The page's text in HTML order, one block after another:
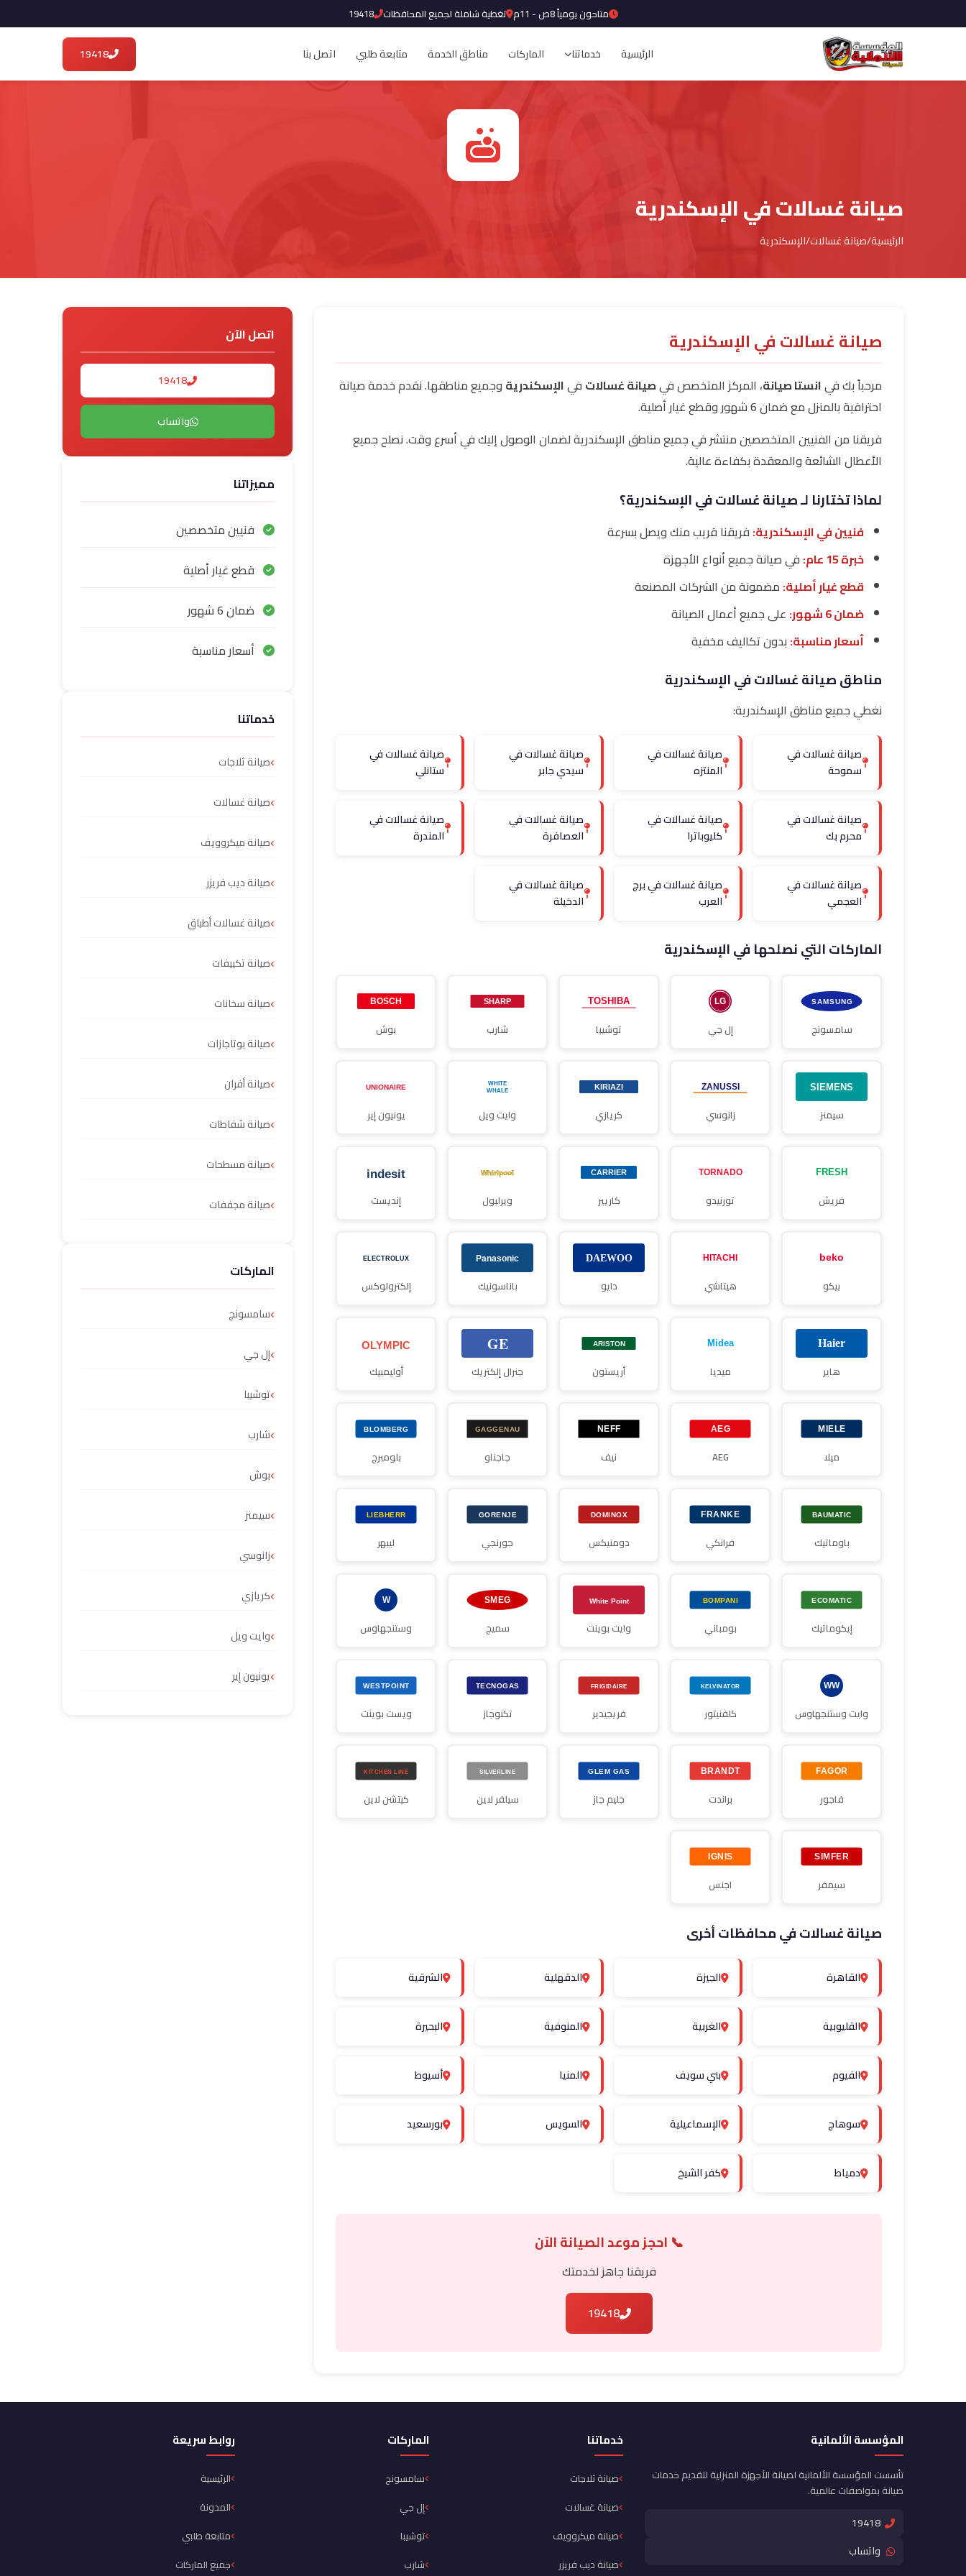
متاحون يومياً 8ص - 11م تغطية شاملة لجميع المحافظات 19418
الرئيسية خدماتنا الماركات مناطق الخدمة متابعة طلبي اتصل بنا 19418
صيانة غسالات في الإسكندرية
الرئيسية/صيانة غسالات/الإسكندرية
صيانة غسالات في الإسكندرية
مرحباً بك فيانستا صيانة، المركز المتخصص فيصيانة غسالات فيالإسكندرية وجميع مناطقها. نقدم خدمة صيانة
احترافية بالمنزل مع ضمان 6 شهور وقطع غيار أصلية.
فريقنا من الفنيين المتخصصين منتشر في جميع مناطق الإسكندرية لضمان الوصول إليك في أسرع وقت. نصلح جميع
الأعطال الشائعة والمعقدة بكفاءة عالية.
لماذا تختارنا لـ صيانة غسالات في الإسكندرية؟
فنيين في الإسكندرية: فريقنا قريب منك ويصل بسرعة
خبرة 15 عام:
في صيانة جميع أنواع الأجهزة
قطع غيار أصلية: مضمونة من الشركات المصنعة
ضمان 6 شهور:
على جميع أعمال الصيانة
أسعار مناسبة: بدون تكاليف مخفية
مناطق صيانة غسالات في الإسكندرية
نغطي جميع مناطق الإسكندرية:
صيانة غسالات في
سموحة
صيانة غسالات في
المنتزه
صيانة غسالات في
سيدي جابر
صيانة غسالات في
ستانلي
صيانة غسالات في
محرم بك
صيانة غسالات في
كليوباترا
صيانة غسالات في
العصافرة
صيانة غسالات في
المندرة
صيانة غسالات في
العجمي
صيانة غسالات في برج
العرب
صيانة غسالات في
الدخيلة
الماركات التي نصلحها في الإسكندرية
سامسونج إل جي توشيبا شارب بوش
سيمنز زانوسي كريازي وايت ويل يونيون إير
فريش تورنيدو كاريير ويرلبول إنديست
بيكو هيتاشي دايو باناسونيك إلكترولوكس
هاير ميديا أريستون جنرال إلكتريك أوليمبيك
ميلا AEG نيف جاجناو بلومبرج
باوماتيك فرانكي دومنيكس جورنجي ليبهر
إيكوماتيك بومباني وايت بوينت سميج وستنجهاوس
وايت وستنجهاوس كلفنيتور فريجيدير تكنوجاز ويست بوينت
فاجور براندت جليم جاز سيلفر لاين كيتشن لاين
سيمفر اجنس
صيانة غسالات في محافظات أخرى
القاهرة الجيزة الدقهلية الشرقية
القليوبية الغربية المنوفية البحيرة
الفيوم بني سويف المنيا أسيوط
سوهاج الإسماعيلية السويس بورسعيد
دمياط كفر الشيخ
📞 احجز موعد الصيانة الآن
فريقنا جاهز لخدمتك
19418
اتصل الآن
19418
واتساب
مميزاتنا
فنيين متخصصين
قطع غيار أصلية
ضمان 6 شهور
أسعار مناسبة
خدماتنا
صيانة ثلاجات
صيانة غسالات
صيانة ميكروويف
صيانة ديب فريزر
صيانة غسالات أطباق
صيانة تكييفات
صيانة سخانات
صيانة بوتاجازات
صيانة أفران
صيانة شفاطات
صيانة مسطحات
صيانة مجففات
الماركات
سامسونج
إل جي
توشيبا
شارب
بوش
سيمنز
زانوسي
كريازي
وايت ويل
يونيون إير
المؤسسة الألمانية
تأسست المؤسسة الألمانية لصيانة الأجهزة المنزلية لتقديم خدمات
صيانة بمواصفات عالمية.
19418
واتساب
خدماتنا
صيانة ثلاجات
صيانة غسالات
صيانة ميكروويف
صيانة ديب فريزر
الماركات
سامسونج
إل جي
توشيبا
شارب
روابط سريعة
الرئيسية
المدونة
متابعة طلبي
جميع الماركات